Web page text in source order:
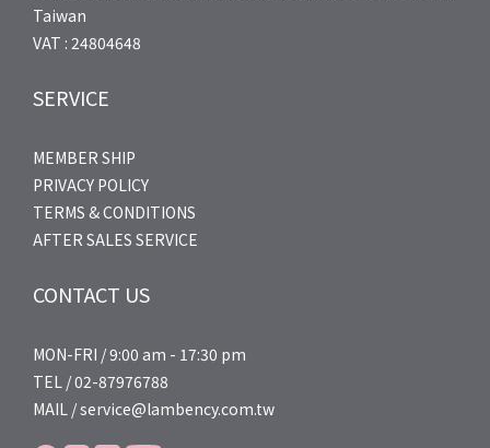
Taiwan
VAT : 24804648
SERVICE
MEMBER SHIP
PRIVACY POLICY
TERMS & CONDITIONS
AFTER SALES SERVICE
CONTACT US
MON-FRI / 9:00 am - 17:30 pm
TEL / 02-87976788
MAIL / service@lambency.com.tw